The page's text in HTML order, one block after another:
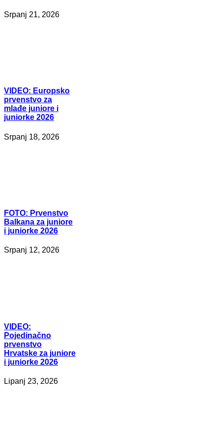
Srpanj 21, 2026
VIDEO: Europsko
prvenstvo za
mlađe juniore i
juniorke 2026
Srpanj 18, 2026
FOTO: Prvenstvo
Balkana za juniore
i juniorke 2026
Srpanj 12, 2026
VIDEO:
Pojedinačno
prvenstvo
Hrvatske za juniore
i juniorke 2026
Lipanj 23, 2026